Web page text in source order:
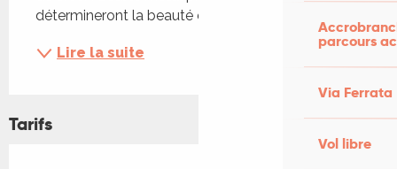
parcours
Via Ferrata
Vol libre
détermineront la beauté et la justesse finale du...
Lire la suite
Tarifs